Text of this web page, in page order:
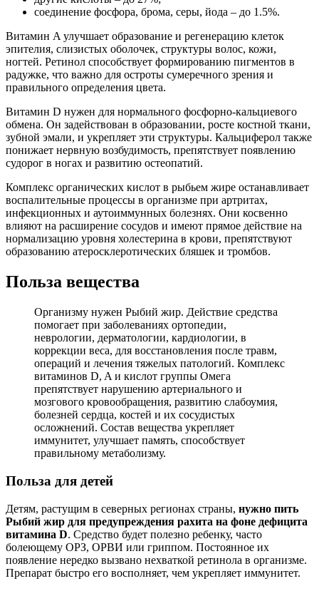
соединение фосфора, брома, серы, йода – до 1.5%.
Витамин A улучшает образование и регенерацию клеток
эпителия, слизистых оболочек, структуры волос, кожи,
ногтей. Ретинол способствует формированию пигментов в
радужке, что важно для остроты сумеречного зрения и
правильного определения цвета.
Витамин D нужен для нормального фосфорно-кальциевого
обмена. Он задействован в образовании, росте костной ткани,
зубной эмали, и укрепляет эти структуры. Кальциферол также
понижает нервную возбудимость, препятствует появлению
судорог в ногах и развитию остеопатий.
Комплекс органических кислот в рыбьем жире останавливает
воспалительные процессы в организме при артритах,
инфекционных и аутоиммунных болезнях. Они косвенно
влияют на расширение сосудов и имеют прямое действие на
нормализацию уровня холестерина в крови, препятствуют
образованию атеросклеротических бляшек и тромбов.
Польза вещества
Организму нужен Рыбий жир. Действие средства
помогает при заболеваниях ортопедии,
неврологии, дерматологии, кардиологии, в
коррекции веса, для восстановления после травм,
операций и лечения тяжелых патологий. Комплекс
витаминов D, A и кислот группы Омега
препятствует нарушению артериального и
мозгового кровообращения, развитию слабоумия,
болезней сердца, костей и их сосудистых
осложнений. Состав вещества укрепляет
иммунитет, улучшает память, способствует
правильному метаболизму.
Польза для детей
Детям, растущим в северных регионах страны, нужно пить
Рыбий жир для предупреждения рахита на фоне дефицита
витамина D. Средство будет полезно ребенку, часто
болеющему ОРЗ, ОРВИ или гриппом. Постоянное их
появление нередко вызвано нехваткой ретинола в организме.
Препарат быстро его восполняет, чем укрепляет иммунитет.